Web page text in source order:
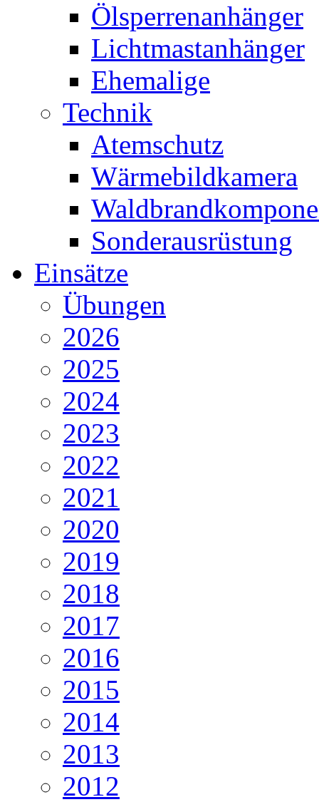
Ölsperrenanhänger
Lichtmastanhänger
Ehemalige
Technik
Atemschutz
Wärmebildkamera
Sonderausrüstung
Einsätze
Übungen
2026
2025
2024
2023
2022
2021
2020
2019
2018
2017
2016
2015
2014
2013
2012